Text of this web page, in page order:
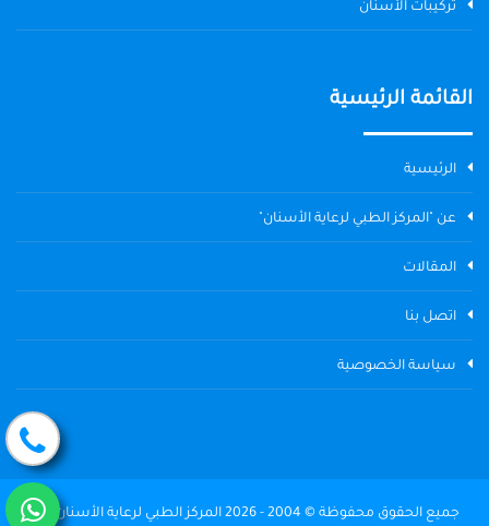
تركيبات الأسنان
القائمة الرئيسية
الرئيسية
عن "المركز الطبي لرعاية الأسنان"
المقالات
اتصل بنا
سياسة الخصوصية
جميع الحقوق محفوظة © 2004 - 2026 المركز الطبي لرعاية الأسنان The